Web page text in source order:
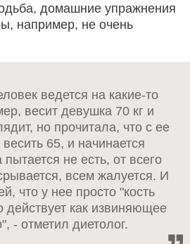
домашние упражнения
например, не очень
ведется на какие-то
весит девушка 70 кг и
но прочитала, что с ее
65, и начинается
не есть, от всего
всем жалуется. И
что у нее просто "кость
действует как извиняющее
- отметил диетолог.